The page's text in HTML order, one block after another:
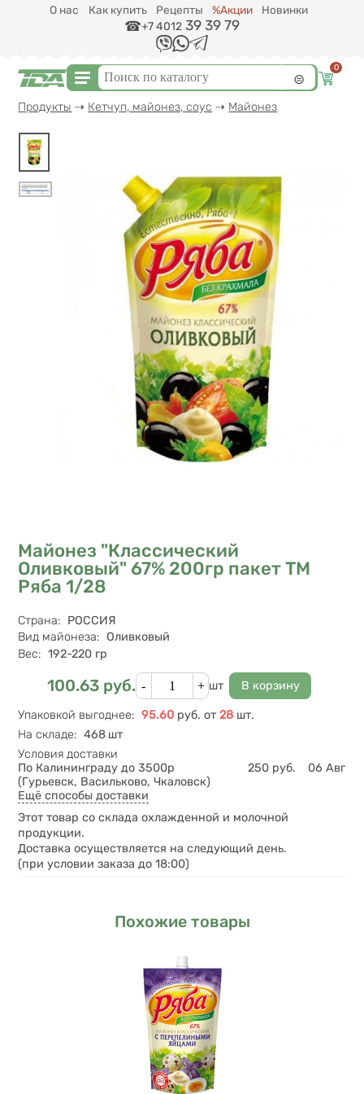
Перейти к основному содержанию
О нас Как купить Рецепты %Акции
Новинки
+7 4012 39 39 79
Форма поиска
Поиск 0
Вы здесь
Продукты ⇢ Кетчуп, майонез, соус ⇢ Майонез
Майонез "Классический
Оливковый" 67% 200гр пакет ТМ
Ряба 1/28
Характеристики
Страна: РОССИЯ
Вид майонеза: Оливковый
Вес: 192-220 гр
Цена
100.63 руб.Кол-во шт
Упаковкой выгоднее: 95.60 руб. от 28 шт.
На складе: 468 шт
Условия доставки
По Калининграду до 3500р
(Гурьевск, Васильково, Чкаловск)
250 руб.
06 Авг
Ещё способы доставки
Этот товар со склада охлажденной и молочной
продукции.
Доставка осуществляется на следующий день.
(при условии заказа до 18:00)
Похожие товары